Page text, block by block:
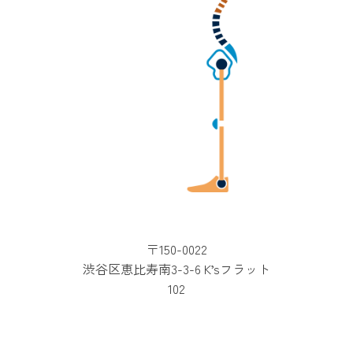
〒150-0022
渋谷区恵比寿南3-3-6 K’sフラット
102